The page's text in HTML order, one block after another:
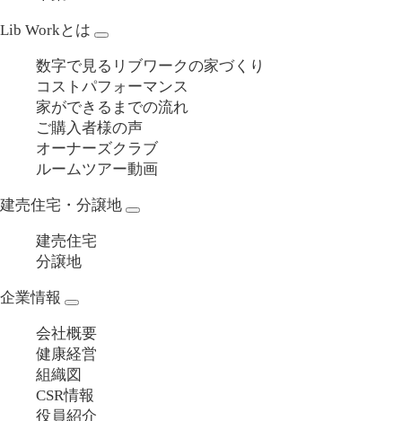
Lib Workとは
数字で見るリブワークの家づくり
コストパフォーマンス
家ができるまでの流れ
ご購入者様の声
オーナーズクラブ
ルームツアー動画
建売住宅・分譲地
建売住宅
分譲地
企業情報
会社概要
健康経営
組織図
CSR情報
役員紹介